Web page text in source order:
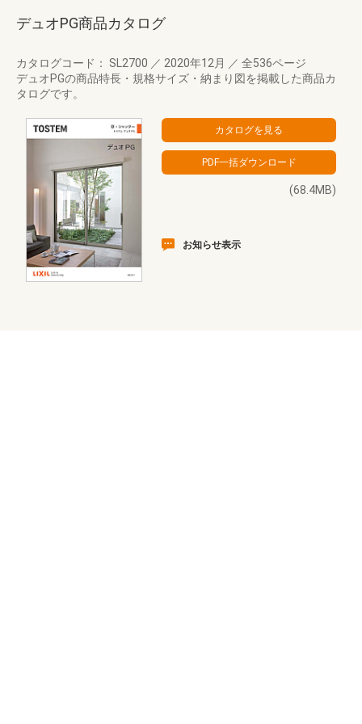
デュオPG商品カタログ
カタログコード： SL2700 ／ 2020年12月 ／ 全536ページ
デュオPGの商品特長・規格サイズ・納まり図を掲載した商品カ
タログです。
(68.4MB)
お知らせ表示